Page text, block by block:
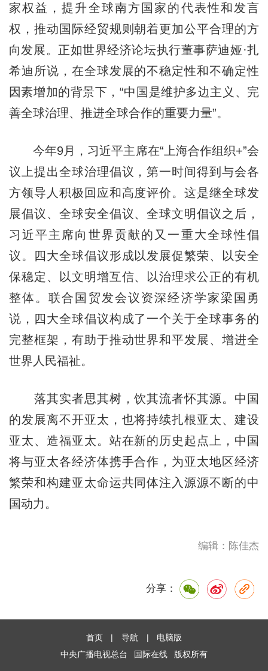
家权益，提升全球南方国家的代表性和发言
权，推动国际经贸规则朝着更加公平合理的方
向发展。正如世界经济论坛执行董事萨迪娅·扎
希迪所说，在全球发展的不稳定性和不确定性
因素增加的背景下，“中国是维护多边主义、完
善全球治理、推进全球合作的重要力量”。
今年9月，习近平主席在“上海合作组织+”会
议上提出全球治理倡议，第一时间得到与会各
方领导人积极回应和高度评价。这是继全球发
展倡议、全球安全倡议、全球文明倡议之后，
习近平主席向世界贡献的又一重大全球性倡
议。四大全球倡议形成以发展促繁荣、以安全
保稳定、以文明增互信、以治理求公正的有机
整体。联合国贸发会议资深经济学家梁国勇
说，四大全球倡议构成了一个关于全球事务的
完整框架，有助于推动世界和平发展、增进全
世界人民福祉。
落其实者思其树，饮其流者怀其源。中国
的发展离不开亚太，也将持续扎根亚太、建设
亚太、造福亚太。站在新的历史起点上，中国
将与亚太各经济体携手合作，为亚太地区经济
繁荣和构建亚太命运共同体注入源源不断的中
国动力。
编辑：陈佳杰
分享：
首页 | 导航 |
电脑版
中央广播电视总台
国际在线 版权所有